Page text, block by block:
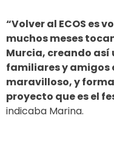
“Volver al ECOS es
muchos meses
Murcia, creando así
familiares y amigos
maravilloso, y
proyecto que es el
indicaba Marina.